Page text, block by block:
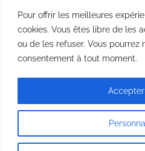
Pour offrir les meilleures
cookies. Vous êtes libre de les
ou de les refuser. Vous pourrez
consentement à tout moment.
> Concours
>Rencontre avec les
>AFEC Jeunes
© Copyright 2022 - | Tous droits réservés |
par